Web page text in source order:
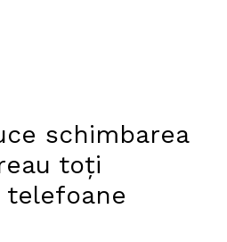
schimbarea
toți